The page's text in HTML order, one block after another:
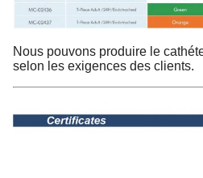
Nous pouvons produire le
selon les exigences des clients.